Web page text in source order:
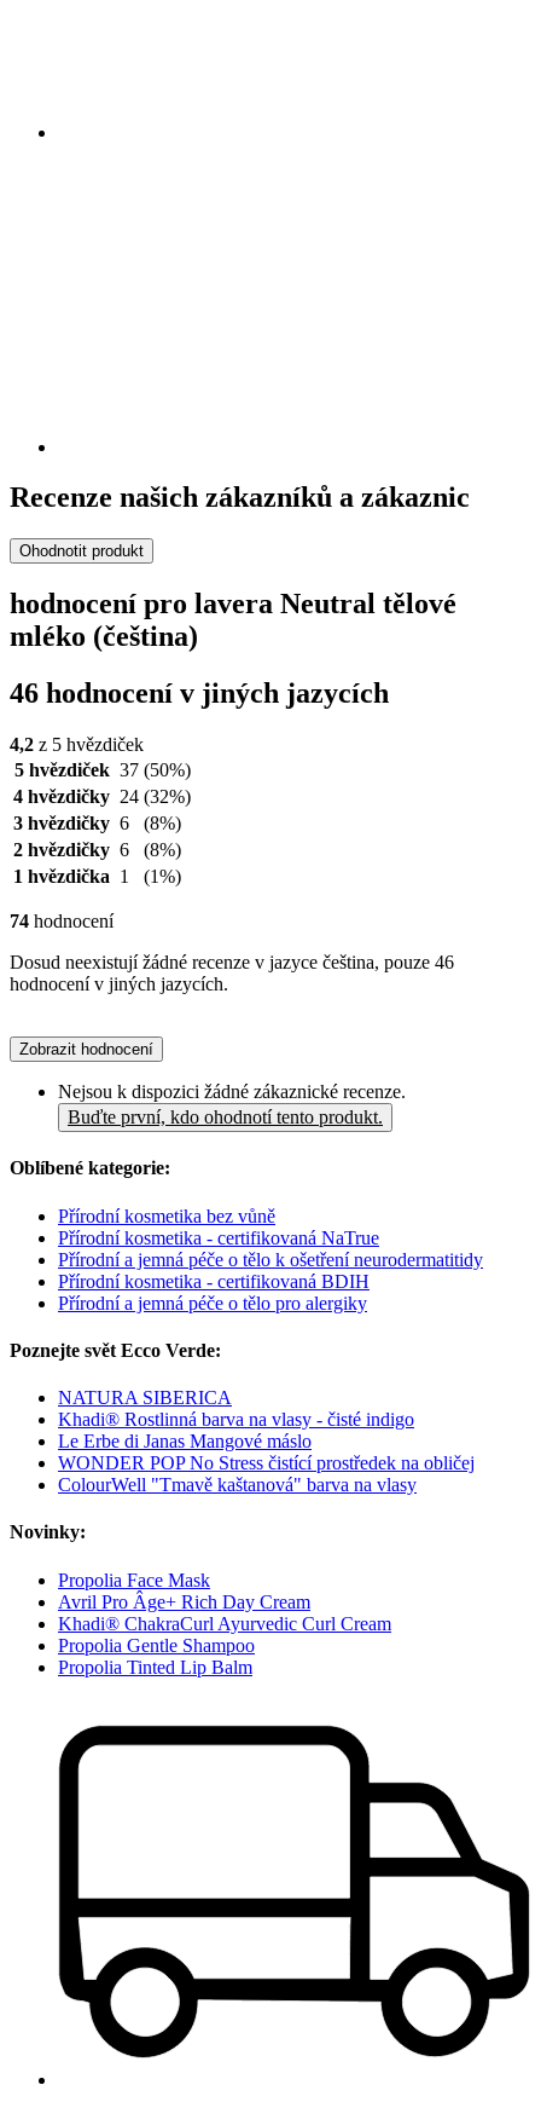
Recenze našich zákazníků a zákaznic
Ohodnotit produkt
hodnocení pro lavera Neutral tělové
mléko (čeština)
46 hodnocení v jiných jazycích
4,2 z 5 hvězdiček
5 hvězdiček 37 (50%)
4 hvězdičky 24 (32%)
3 hvězdičky 6
(8%)
2 hvězdičky 6
(8%)
1 hvězdička 1 (1%)
74 hodnocení
Dosud neexistují žádné recenze v jazyce čeština, pouze 46
hodnocení v jiných jazycích.
Zobrazit hodnocení
Nejsou k dispozici žádné zákaznické recenze.
Buďte první, kdo ohodnotí tento produkt.
Oblíbené kategorie:
Přírodní kosmetika bez vůně
Přírodní kosmetika - certifikovaná NaTrue
Přírodní a jemná péče o tělo k ošetření neurodermatitidy
Přírodní kosmetika - certifikovaná BDIH
Přírodní a jemná péče o tělo pro alergiky
Poznejte svět Ecco Verde:
NATURA SIBERICA
Khadi® Rostlinná barva na vlasy - čisté indigo
Le Erbe di Janas Mangové máslo
WONDER POP No Stress čistící prostředek na obličej
ColourWell "Tmavě kaštanová" barva na vlasy
Novinky:
Propolia Face Mask
Avril Pro Âge+ Rich Day Cream
Khadi® ChakraCurl Ayurvedic Curl Cream
Propolia Gentle Shampoo
Propolia Tinted Lip Balm